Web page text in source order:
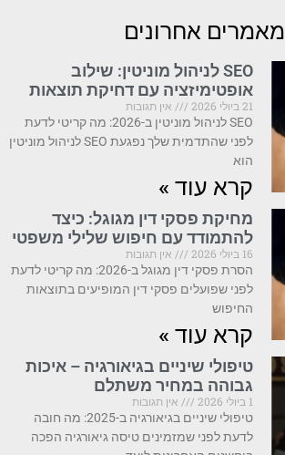
מאמרים אחרונים
SEO לניהול מוניטין: שילוב
אופטימיזציה עם דחיקת תוצאות
21 ביולי 2026
אין תגובות
SEO לניהול מוניטין ב-2026: מה קריטי לדעת
לפני שהתדמית שלך נפגעת SEO לניהול מוניטין
הוא
קרא עוד »
מחיקת פסקי דין מגוגל: כיצד
להתמודד עם חיפוש שלילי משפטי
16 ביולי 2026
אין תגובות
הסרת פסקי דין מגוגל ב-2026: מה קריטי לדעת
לפני שפועלים פסקי דין המופיעים בתוצאות
החיפוש
קרא עוד »
טיפולי שיניים בגיאורגיה – איכות
גבוהה במחיר משתלם
1 ביולי 2026
אין תגובות
טיפולי שיניים בגיאורגיה ב-2025: מה חובה
לדעת לפני שמזמינים טיסה גיאורגיה הפכה